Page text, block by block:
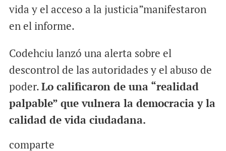
vida y el acceso a la justicia”manifestaron
en el informe.
Codehciu lanzó una alerta sobre el
descontrol de las autoridades y el abuso de
poder.Lo calificaron de una “realidad
palpable” que vulnera la democracia y la
calidad de vida ciudadana.
comparte